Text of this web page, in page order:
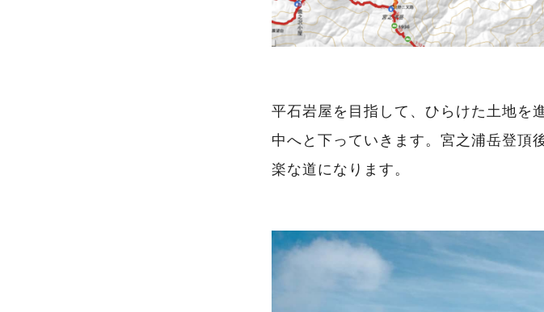
平石岩屋を目指して、ひらけた土地を
中へと下っていきます。宮之浦岳登頂
楽な道になります。